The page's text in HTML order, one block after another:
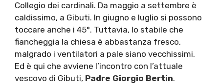
Collegio dei cardinali. Da maggio a settembre è
caldissimo, a Gibuti. In giugno e luglio si possono
toccare anche i 45°. Tuttavia, lo stabile che
fiancheggia la chiesa è abbastanza fresco,
malgrado i ventilatori a pale siano vecchissimi.
Ed è qui che avviene l’incontro con l’attuale
vescovo di Gibuti, Padre Giorgio Bertin.